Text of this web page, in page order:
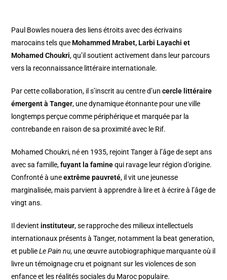
Paul Bowles nouera des liens étroits avec des écrivains
marocains tels que Mohammed Mrabet, Larbi Layachi et
Mohamed Choukri, qu’il soutient activement dans leur parcours
vers la reconnaissance littéraire internationale.
Par cette collaboration, il s’inscrit au centre d’uncercle littéraire
émergent à Tanger, une dynamique étonnante pour une ville
longtemps perçue comme périphérique et marquée par la
contrebande en raison de sa proximité avec le Rif.
Mohamed Choukri, né en 1935, rejoint Tanger à l’âge de sept ans
avec sa famille,fuyant la faminequi ravage leur région d’origine.
Confronté à uneextrême pauvreté, il vit une jeunesse
marginalisée, mais parvient à apprendre à lire et à écrire à l’âge de
vingt ans.
Il devient instituteur, se rapproche des milieux intellectuels
internationaux présents à Tanger, notamment la beat generation,
et publieLe Pain nu, une œuvre autobiographique marquante où il
livre un témoignage cru et poignant sur les violences de son
enfance et les réalités sociales du Maroc populaire.